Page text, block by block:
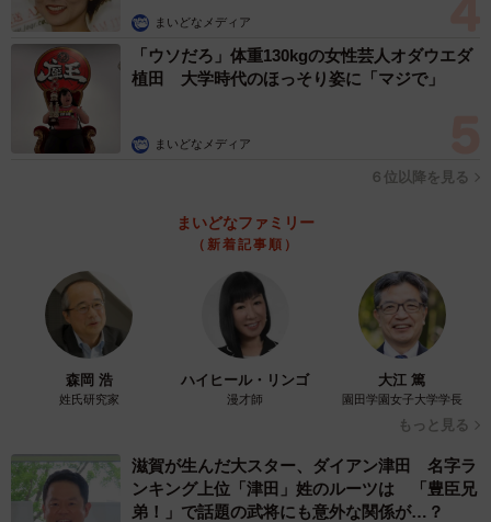
まいどなメディア
「ウソだろ」体重130kgの女性芸人オダウエダ
植田 大学時代のほっそり姿に「マジで」
まいどなメディア
６位以降を見る
まいどなファミリー
（新着記事順）
森岡 浩
姓氏研究家
ハイヒール・リンゴ
漫才師
大江 篤
園田学園女子大学学長
もっと見る
滋賀が生んだ大スター、ダイアン津田 名字ラ
ンキング上位「津田」姓のルーツは 「豊臣兄
弟！」で話題の武将にも意外な関係が…？